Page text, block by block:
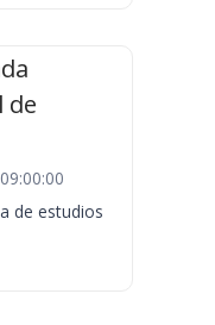
de
de estudios